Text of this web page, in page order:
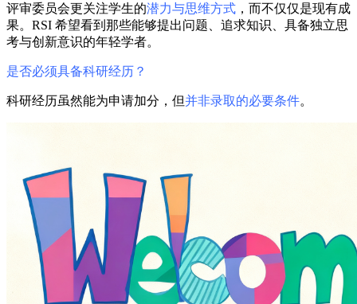
评审委员会更关注学生的潜力与思维方式 ，而不仅仅是现有成
果。RSI 希望看到那些能够提出问题、追求知识、具备独立思
考与创新意识的年轻学者。
是否必须具备科研经历？
科研经历虽然能为申请加分，但并非录取的必要条件。